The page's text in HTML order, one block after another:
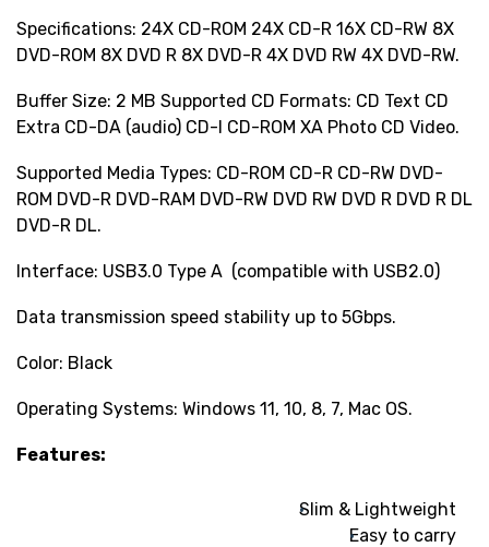
Specifications: 24X CD-ROM 24X CD-R 16X CD-RW 8X
DVD-ROM 8X DVD R 8X DVD-R 4X DVD RW 4X DVD-RW.
Buffer Size: 2 MB Supported CD Formats: CD Text CD
Extra CD-DA (audio) CD-I CD-ROM XA Photo CD Video.
Supported Media Types: CD-ROM CD-R CD-RW DVD-
ROM DVD-R DVD-RAM DVD-RW DVD RW DVD R DVD R DL
DVD-R DL.
Interface: USB3.0 Type A (compatible with USB2.0)
Data transmission speed stability up to 5Gbps.
Color: Black
Operating Systems: Windows 11, 10, 8, 7, Mac OS.
Features:
Slim & Lightweight
Easy to carry